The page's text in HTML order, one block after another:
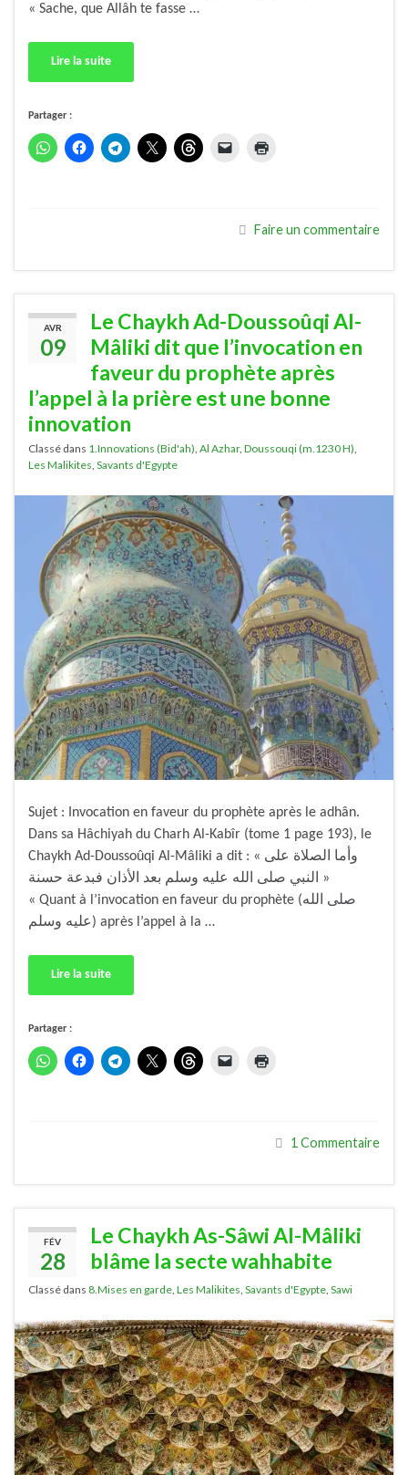
« Sache, que Allâh te fasse …
Lire la suite
Partager :
Faire un commentaire
AVR
09
Le Chaykh Ad-Doussoûqi Al-
Mâliki dit que l’invocation en
faveur du prophète après
l’appel à la prière est une bonne
innovation
Classé dans 1.Innovations (Bid'ah), Al Azhar, Doussouqi (m.1230 H),
Les Malikites, Savants d'Egypte
Sujet : Invocation en faveur du prophète après le adhân.
Dans sa Hâchiyah du Charh Al-Kabîr (tome 1 page 193), le
Chaykh Ad-Doussoûqi Al-Mâliki a dit : « وأما الصلاة على
النبي صلى الله عليه وسلم بعد الأذان فبدعة حسنة »
« Quant à l’invocation en faveur du prophète (صلى الله
عليه وسلم) après l’appel à la …
Lire la suite
Partager :
1 Commentaire
FÉV
28
Le Chaykh As-Sâwi Al-Mâliki
blâme la secte wahhabite
Classé dans 8.Mises en garde Les Malikites Savants d'Egypte Sawi